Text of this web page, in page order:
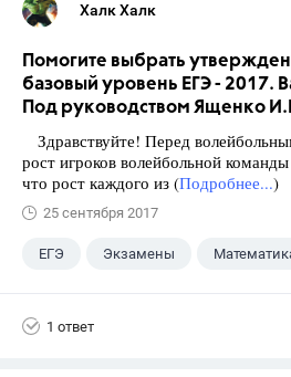
Халк Халк
Помогите выбрать
базовый уровень ЕГЭ - 2017.
Под руководством Ященко
Здравствуйте! Перед
рост игроков волейбольной
что рост каждого из (Подробнее...)
25 сентября 2017
ЕГЭ Экзамены
1 ответ